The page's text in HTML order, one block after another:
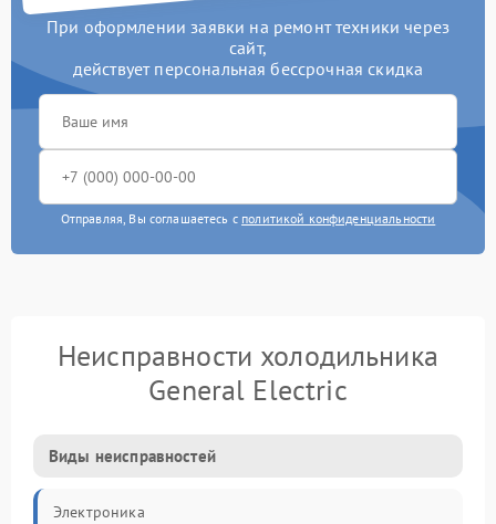
При оформлении заявки на ремонт техники через
сайт,
действует персональная бессрочная скидка
Отправляя, Вы соглашаетесь с политикой конфиденциальности
Неисправности холодильника
General Electric
Виды неисправностей
Электроника